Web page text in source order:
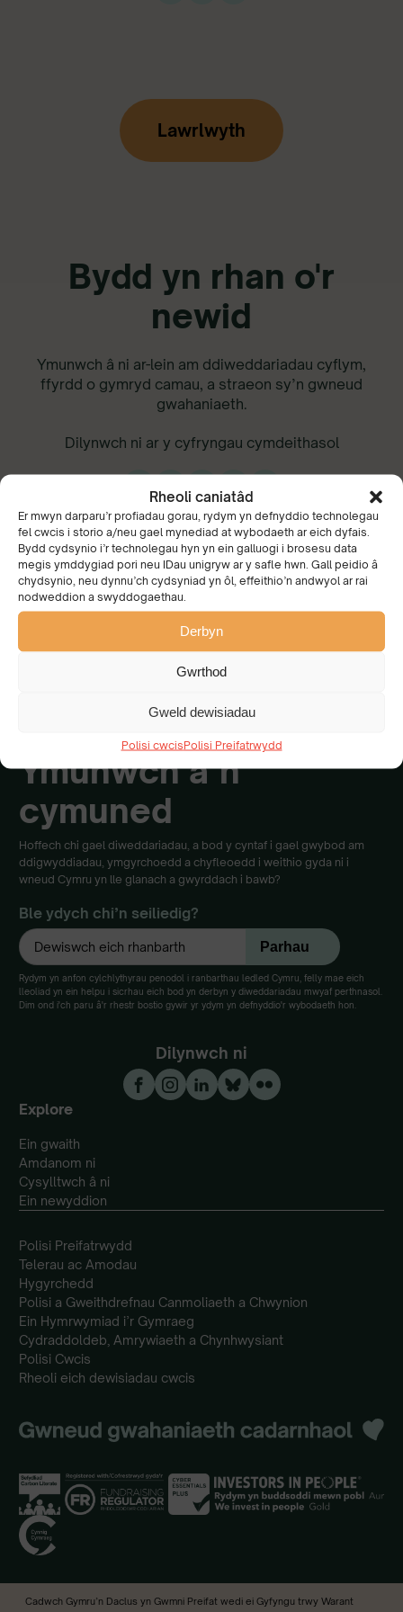
Rheoli caniatâd
Er mwyn darparu’r profiadau gorau, rydym yn defnyddio technolegau
fel cwcis i storio a/neu gael mynediad at wybodaeth ar eich dyfais.
Bydd cydsynio i’r technolegau hyn yn ein galluogi i brosesu data
megis ymddygiad pori neu IDau unigryw ar y safle hwn. Gall peidio â
chydsynio, neu dynnu’ch cydsyniad yn ôl, effeithio’n andwyol ar rai
nodweddion a swyddogaethau.
Derbyn
Gwrthod
Gweld dewisiadau
Polisi cwcisPolisi Preifatrwydd
Lawrlwyth
Bydd yn rhan o'r
newid
Ymunwch â ni ar-lein am ddiweddariadau cyflym,
ffyrdd o gymryd camau, a straeon sy’n gwneud
gwahaniaeth.
Dilynwch ni ar y cyfryngau cymdeithasol
Mae gennym weledigaeth
gyfunol o Gymru
brydferth y mae pawb yn
mwynhau.
Ymunwch â’n
cymuned
Hoffech chi gael diweddariadau, a bod y cyntaf i gael gwybod am
ddigwyddiadau, ymgyrchoedd a chyfleoedd i weithio gyda ni i
wneud Cymru yn lle glanach a gwyrddach i bawb?
Ble ydych chi’n seiliedig?
Rydym yn anfon cylchlythyrau penodol i ranbarthau ledled Cymru, felly mae eich
lleoliad yn ein helpu i sicrhau eich bod yn derbyn y diweddariadau mwyaf perthnasol.
Dim ond i'ch paru â'r rhestr bostio gywir yr ydym yn defnyddio'r wybodaeth hon.
Dilynwch ni
Explore
Ein gwaith
Amdanom ni
Cysylltwch â ni
Ein newyddion
Polisi Preifatrwydd
Telerau ac Amodau
Hygyrchedd
Polisi a Gweithdrefnau Canmoliaeth a Chwynion
Ein Hymrwymiad i’r Gymraeg
Cydraddoldeb, Amrywiaeth a Chynhwysiant
Polisi Cwcis
Rheoli eich dewisiadau cwcis
Cadwch Gymru’n Daclus yn Gwmni Preifat wedi ei Gyfyngu trwy Warant